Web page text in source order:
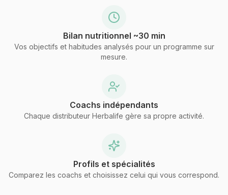
Bilan nutritionnel ~30 min
Vos objectifs et habitudes analysés pour un programme sur
mesure.
Coachs indépendants
Chaque distributeur Herbalife gère sa propre activité.
Profils et spécialités
Comparez les coachs et choisissez celui qui vous correspond.